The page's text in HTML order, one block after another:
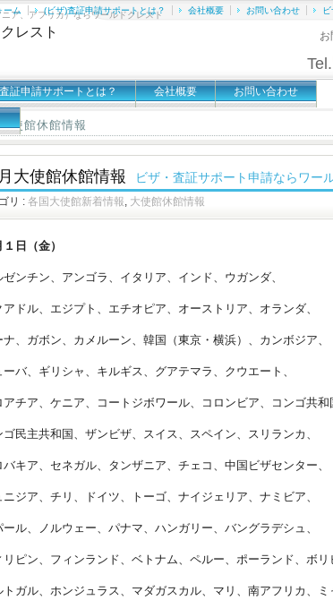
ア、アフリカ）ならワールドクレスト
Tel.
ーム (ビザ)査証申請サポートとは？ 会社概要 お問い合わせ
証申請サポートとは？ 会社概要 お問い合わせ
使館休館情報
大使館休館情報 ビザ・査証サポート申請ならワー
リ : 各国大使館新着情報, 大使館休館情報
１日（金）
ゼンチン、アンゴラ、イタリア、インド、ウガンダ、
アドル、エジプト、エチオピア、オーストリア、オランダ、
ナ、ガボン、カメルーン、韓国（東京・横浜）、カンボジア、
ーバ、ギリシャ、キルギス、グアテマラ、クウエート、
アチア、ケニア、コートジボワール、コロンビア、コンゴ共和
ゴ民主共和国、ザンビザ、スイス、スペイン、スリランカ、
バキア、セネガル、タンザニア、チェコ、中国ビザセンター、
ニジア、チリ、ドイツ、トーゴ、ナイジェリア、ナミビア、
ール、ノルウェー、パナマ、ハンガリー、バングラデシュ、
リピン、フィンランド、ベトナム、ペルー、ポーランド、ボリ
トガル、ホンジュラス、マダガスカル、マリ、南アフリカ、ミ